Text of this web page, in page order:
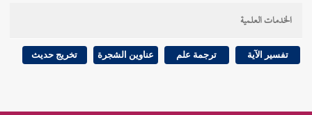
ثم أورد فيه حديث
كتاب الشروط ، والغرض منه هنا قوله : إني عروس
في النكاح .
الخدمات العلمية
تفسير الآية ترجمة علم عناوين الشجرة تخريج حديث